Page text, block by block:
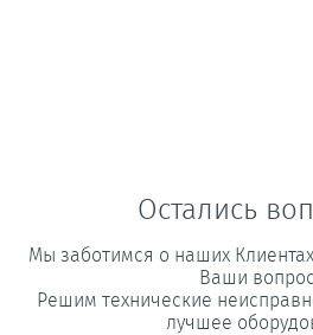
Остались
Мы заботимся о наших
Ваши
Решим технические
лучшее